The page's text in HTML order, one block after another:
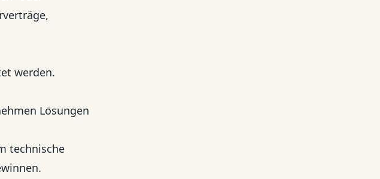
werden.
Lösungen
technische